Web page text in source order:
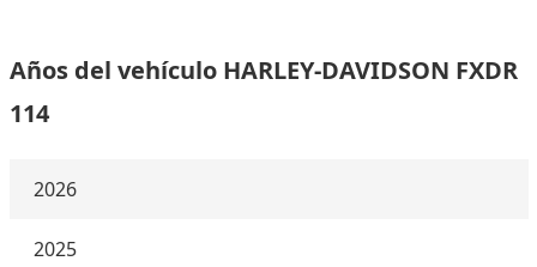
Años del vehículo HARLEY-DAVIDSON FXDR
114
2026
2025